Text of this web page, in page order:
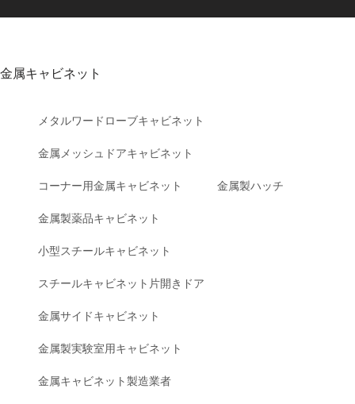
金属キャビネット
メタルワードローブキャビネット
金属メッシュドアキャビネット
コーナー用金属キャビネット 金属製ハッチ
金属製薬品キャビネット
小型スチールキャビネット
スチールキャビネット片開きドア
金属サイドキャビネット
金属製実験室用キャビネット
金属キャビネット製造業者